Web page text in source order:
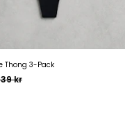
Thong 3-Pack
pris
kr